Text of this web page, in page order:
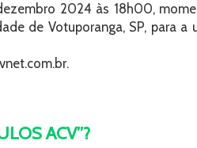
2024 às 18h00,
de Votuporanga, SP, para a
ACV”?